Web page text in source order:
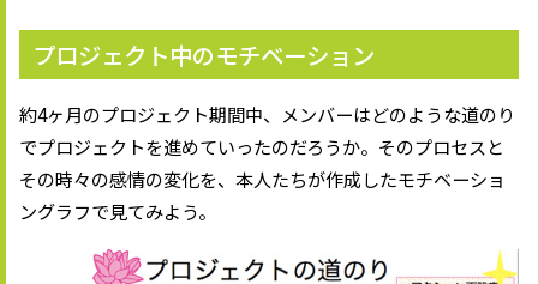
プロジェクト中のモチベーション
約4ヶ月のプロジェクト期間中、メンバーはどのような道のり
でプロジェクトを進めていったのだろうか。そのプロセスと
その時々の感情の変化を、本人たちが作成したモチベーショ
ングラフで見てみよう。